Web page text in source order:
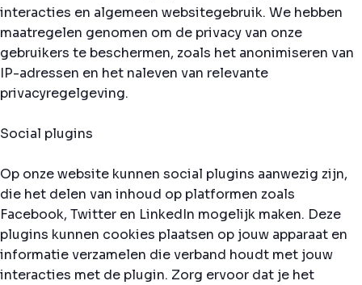
interacties en algemeen websitegebruik. We hebben
maatregelen genomen om de privacy van onze
gebruikers te beschermen, zoals het anonimiseren van
IP-adressen en het naleven van relevante
privacyregelgeving.
Social plugins
Op onze website kunnen social plugins aanwezig zijn,
die het delen van inhoud op platformen zoals
Facebook, Twitter en LinkedIn mogelijk maken. Deze
plugins kunnen cookies plaatsen op jouw apparaat en
informatie verzamelen die verband houdt met jouw
interacties met de plugin. Zorg ervoor dat je het